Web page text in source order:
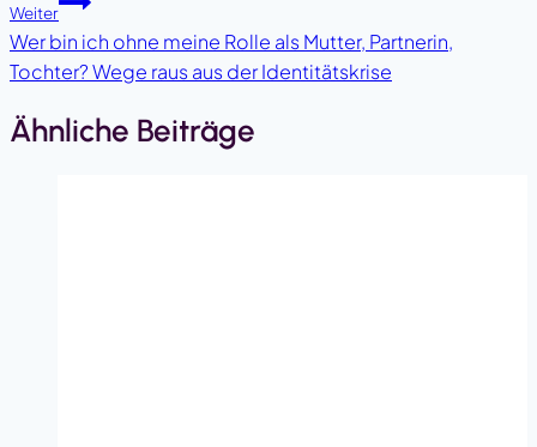
Weiter
Wer bin ich ohne meine Rolle als Mutter, Partnerin,
Tochter? Wege raus aus der Identitätskrise
Ähnliche Beiträge